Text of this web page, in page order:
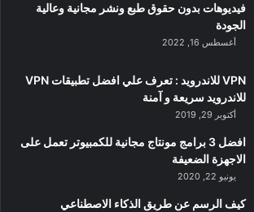
فيديوهات بدون حقوق طبع ونشر مجانية وعالية
الجودة
أغسطس 16, 2022
VPN للاندرويد : تعرف علي افضل تطبيقات VPN
للاندرويد سريعة و آمنة
أكتوبر 29, 2019
افضل 3 برامج مونتاج مجانية للكمبيوتر تعمل على
الاجهزة الضعيفة
يونيو 22, 2020
كيف الرسم عن طريق الذكاء الاصطناعي